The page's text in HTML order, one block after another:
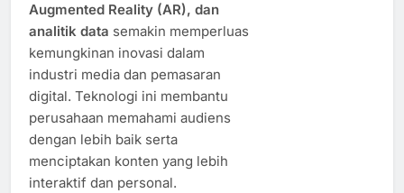
Augmented Reality (AR), dan
analitik data semakin memperluas
kemungkinan inovasi dalam
industri media dan pemasaran
digital. Teknologi ini membantu
perusahaan memahami audiens
dengan lebih baik serta
menciptakan konten yang lebih
interaktif dan personal.